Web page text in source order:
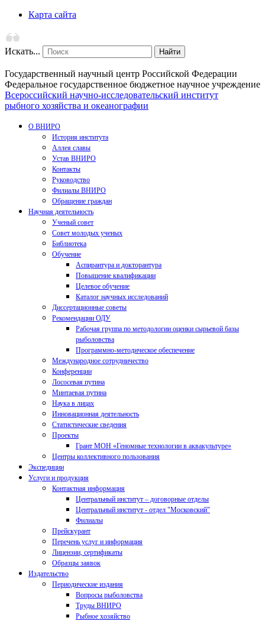
Карта сайта
Искать... Найти
Государственный научный центр Российской Федерации
Федеральное государственное бюджетное научное учреждение
Всероссийский научно-исследовательский институт
рыбного хозяйства и океанографии
О ВНИРО
История института
Аллея славы
Устав ВНИРО
Контакты
Руководство
Филиалы ВНИРО
Обращение граждан
Научная деятельность
Ученый совет
Совет молодых ученых
Библиотека
Обучение
Аспирантура и докторантура
Повышение квалификации
Целевое обучение
Каталог научных исследований
Диссертационные советы
Рекомендации ОДУ
Рабочая группа по методологии оценки сырьевой базы
рыболовства
Программно-методическое обеспечение
Международное сотрудничество
Конференции
Лососевая путина
Минтаевая путина
Наука в лицах
Инновационная деятельность
Статистические сведения
Проекты
Грант МОН «Геномные технологии в аквакультуре»
Центры коллективного пользования
Экспедиции
Услуги и продукция
Контактная информация
Центральный институт – договорные отделы
Центральный институт - отдел "Московский"
Филиалы
Прейскурант
Перечень услуг и информация
Лицензии, сертификаты
Образцы заявок
Издательство
Периодические издания
Вопросы рыболовства
Труды ВНИРО
Рыбное хозяйство